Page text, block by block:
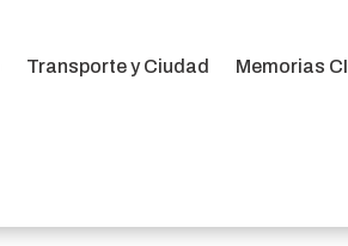
Transporte y Ciudad Memorias